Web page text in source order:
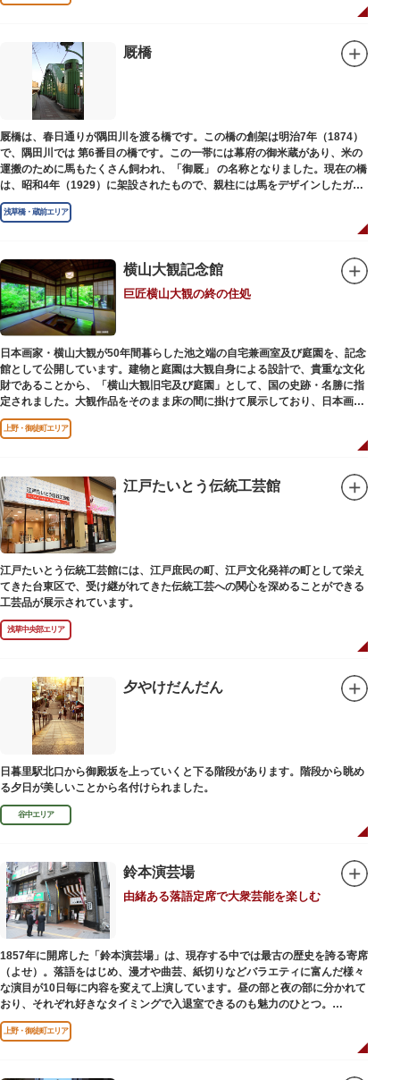
厩橋
厩橋は、春日通りが隅田川を渡る橋です。この橋の創架は明治7年（1874）
で、隅田川では 第6番目の橋です。この一帯には幕府の御米蔵があり、米の
運搬のために馬もたくさん飼われ、「御厩」 の名称となりました。現在の橋
は、昭和4年（1929）に架設されたもので、親柱には馬をデザインしたガラ
ス細工が組み込まれています。
浅草橋・蔵前エリア
横山大観記念館
巨匠横山大観の終の住処
日本画家・横山大観が50年間暮らした池之端の自宅兼画室及び庭園を、記念
館として公開しています。建物と庭園は大観自身による設計で、貴重な文化
財であることから、「横山大観旧宅及び庭園」として、国の史跡・名勝に指
定されました。大観作品をそのまま床の間に掛けて展示しており、日本画本
来の楽しみ方を体験できる貴重な空間です。
上野・御徒町エリア
江戸たいとう伝統工芸館
江戸たいとう伝統工芸館には、江戸庶民の町、江戸文化発祥の町として栄え
てきた台東区で、受け継がれてきた伝統工芸への関心を深めることができる
工芸品が展示されています。
浅草中央部エリア
夕やけだんだん
日暮里駅北口から御殿坂を上っていくと下る階段があります。階段から眺め
る夕日が美しいことから名付けられました。
谷中エリア
鈴本演芸場
由緒ある落語定席で大衆芸能を楽しむ
1857年に開席した「鈴本演芸場」は、現存する中では最古の歴史を誇る寄席
（よせ）。落語をはじめ、漫才や曲芸、紙切りなどバラエティに富んだ様々
な演目が10日毎に内容を変えて上演しています。昼の部と夜の部に分かれて
おり、それぞれ好きなタイミングで入退室できるのも魅力のひとつ。
上演中は飲食も可能です。おすすめは売店で購入できる、お箸で切れるやわ
らかさで有名な「上野 井泉本店」のかつサンド。お弁当やお菓子を食べたり
上野・御徒町エリア